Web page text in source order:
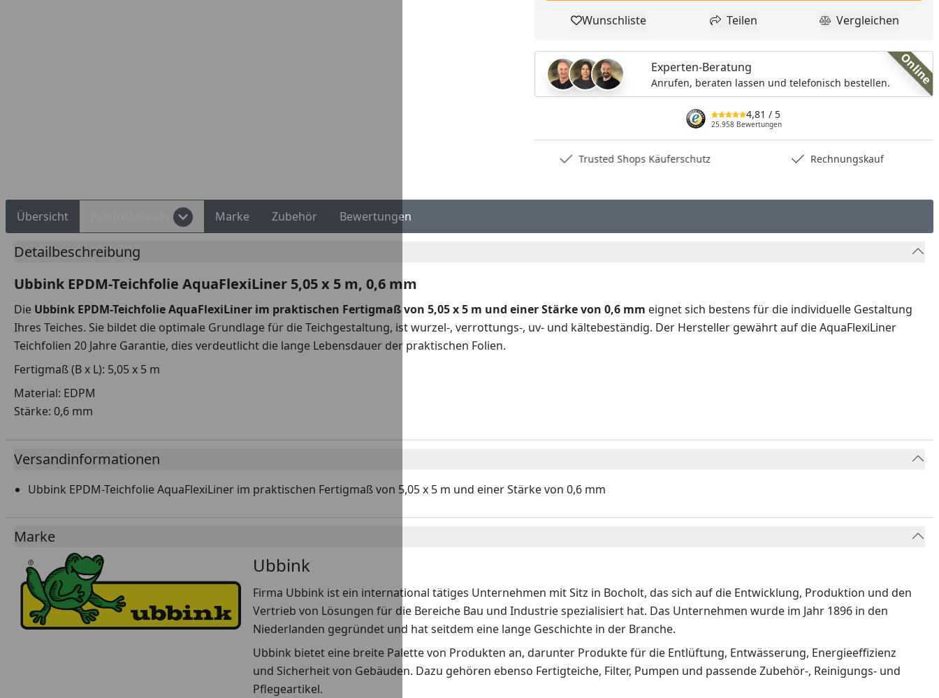
Produkt zur Wunschliste hinzufügen
Wunschliste Teilen
Teilen Produkt
Vergleichen
Online
Experten-Beratung
Anrufen, beraten lassen und telefonisch bestellen.
4,81 / 5
25.958 Bewertungen
Trusted Shops Käuferschutz Rechnungskauf
Übersicht Marke Zubehör Bewertungen
Detailbeschreibung
Ubbink EPDM-Teichfolie AquaFlexiLiner 5,05 x 5 m, 0,6 mm
Die Ubbink EPDM-Teichfolie AquaFlexiLiner im praktischen Fertigmaß von 5,05 x 5 m und einer Stärke von 0,6 mm eignet sich bestens für die individuelle Gestaltung
Ihres Teiches. Sie bildet die optimale Grundlage für die Teichgestaltung, ist wurzel-, verrottungs-, uv- und kältebeständig. Der Hersteller gewährt auf die AquaFlexiLiner
Teichfolien 20 Jahre Garantie, dies verdeutlicht die lange Lebensdauer der praktischen Folien.
Fertigmaß (B x L): 5,05 x 5 m
Material: EDPM
Stärke: 0,6 mm
Versandinformationen
Ubbink EPDM-Teichfolie AquaFlexiLiner im praktischen Fertigmaß von 5,05 x 5 m und einer Stärke von 0,6 mm
Marke
Ubbink
Firma Ubbink ist ein international tätiges Unternehmen mit Sitz in Bocholt, das sich auf die Entwicklung, Produktion und den
Vertrieb von Lösungen für die Bereiche Bau und Industrie spezialisiert hat. Das Unternehmen wurde im Jahr 1896 in den
Niederlanden gegründet und hat seitdem eine lange Geschichte in der Branche.
Ubbink bietet eine breite Palette von Produkten an, darunter Produkte für die Entlüftung, Entwässerung, Energieeffizienz
und Sicherheit von Gebäuden. Dazu gehören ebenso Fertigteiche, Filter, Pumpen und passende Zubehör-, Reinigungs- und
Pflegeartikel.